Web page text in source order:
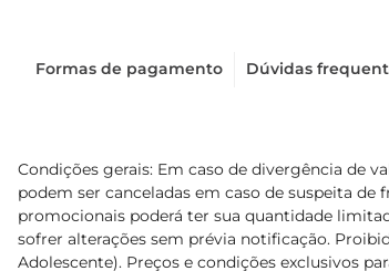
Formas de pagamento Dúvidas
Condições gerais: Em caso de divergência de
podem ser canceladas em caso de suspeita
promocionais poderá ter sua quantidade
sofrer alterações sem prévia notificação.
Adolescente). Preços e condições exclusivos